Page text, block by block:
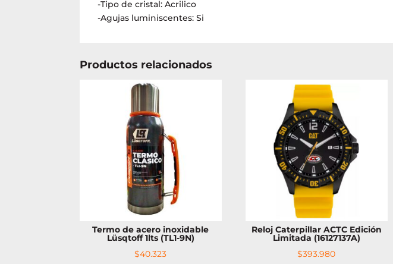
-Tipo de cristal: Acrilico
-Agujas luminiscentes: Si
Productos relacionados
Termo de acero inoxidable
Lüsqtoff 1lts (TL1-9N)
$40.323
Reloj Caterpillar ACTC Edición
Limitada (16127137A)
$393.980